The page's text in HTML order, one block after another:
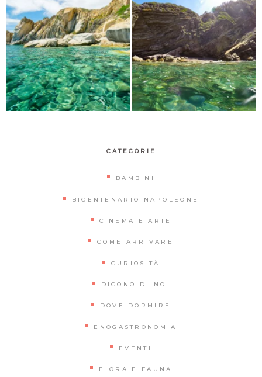
CATEGORIE
BAMBINI
BICENTENARIO NAPOLEONE
CINEMA E ARTE
COME ARRIVARE
CURIOSITÀ
DICONO DI NOI
DOVE DORMIRE
ENOGASTRONOMIA
EVENTI
FLORA E FAUNA